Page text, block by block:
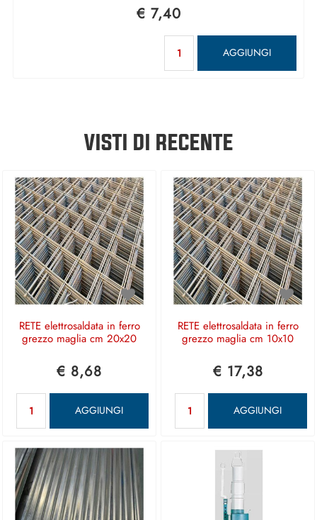
€ 7,40
AGGIUNGI
VISTI DI RECENTE
RETE elettrosaldata in ferro
grezzo maglia cm 20x20
€ 8,68
AGGIUNGI
RETE elettrosaldata in ferro
grezzo maglia cm 10x10
€ 17,38
AGGIUNGI